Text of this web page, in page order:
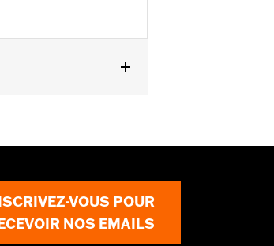
chez votre
VOUS POUR
NOS EMAILS